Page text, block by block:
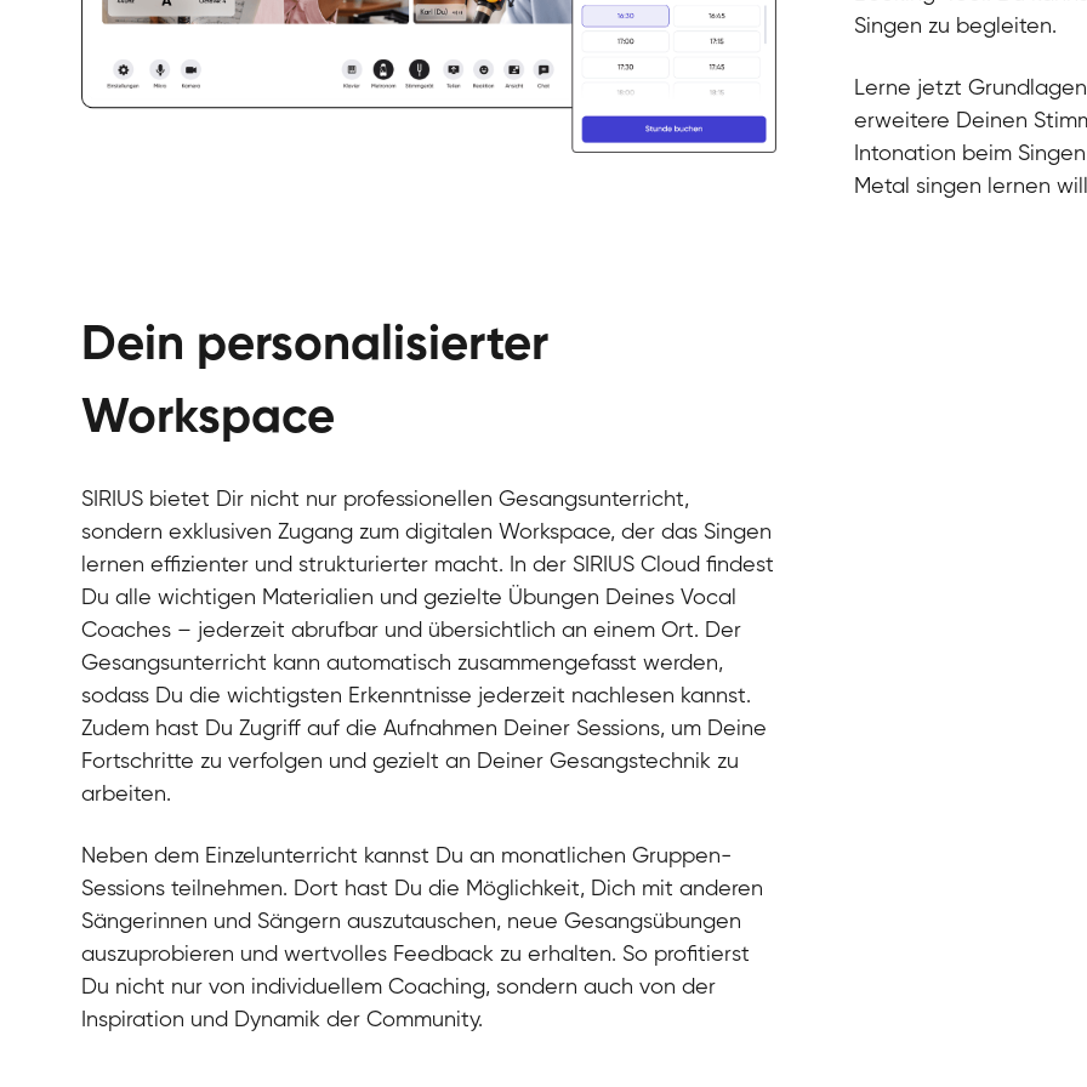
Gesang /
Klara
Gesang /
Ela
Gesang /
Singen zu begleiten.
Lerne jetzt
erweitere Deinen
Intonation beim
Metal singen lernen
Dein personalisierter
Workspace
SIRIUS bietet Dir nicht nur professionellen Gesangsunterricht,
sondern exklusiven Zugang zum digitalen Workspace, der das Singen
lernen effizienter und strukturierter macht. In der SIRIUS Cloud findest
Du alle wichtigen Materialien und gezielte Übungen Deines Vocal
Coaches – jederzeit abrufbar und übersichtlich an einem Ort. Der
Gesangsunterricht kann automatisch zusammengefasst werden,
sodass Du die wichtigsten Erkenntnisse jederzeit nachlesen kannst.
Zudem hast Du Zugriff auf die Aufnahmen Deiner Sessions, um Deine
Fortschritte zu verfolgen und gezielt an Deiner Gesangstechnik zu
arbeiten.
Neben dem Einzelunterricht kannst Du an monatlichen Gruppen-
Sessions teilnehmen. Dort hast Du die Möglichkeit, Dich mit anderen
Sängerinnen und Sängern auszutauschen, neue Gesangsübungen
auszuprobieren und wertvolles Feedback zu erhalten. So profitierst
Du nicht nur von individuellem Coaching, sondern auch von der
Inspiration und Dynamik der Community.